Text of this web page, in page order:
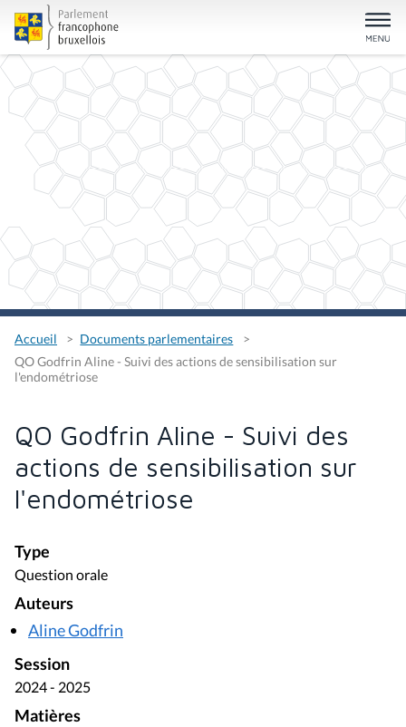
Accueil
Documents parlementaires
QO Godfrin Aline - Suivi des actions de sensibilisation sur
l'endométriose
QO Godfrin Aline - Suivi des
actions de sensibilisation sur
l'endométriose
Type
Question orale
Auteurs
Aline Godfrin
Session
2024 - 2025
Matières